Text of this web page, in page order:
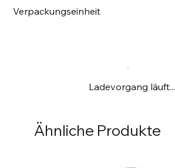
Verpackungseinheit
Ladevorgang läuft...
Ähnliche Produkte